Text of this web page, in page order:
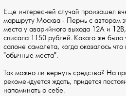
Еще интересней случай произошел
маршруту Москва - Пермь с автором
места у аварийного выхода 12А и
списала 1150 рублей. Какого же было
салоне самолета, когда оказалось
"обычные места".
Так можно ли вернуть средства? На
рекомендуется ждать, придется
напоминать о себе.